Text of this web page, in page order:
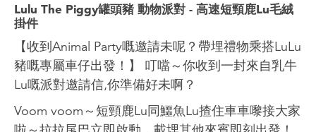
Lulu The Piggy罐頭豬 動物派對 - 高速短頸鹿Lu毛絨
掛件
【收到Animal Party嘅邀請未呢？帶埋禮物乘搭LuLu
豬嘅專屬車仔出發！】 叮噹～你收到一封來自乳牛
Lu嘅派對邀請信,你準備好未啊？
Voom voom～短頸鹿Lu同鱷魚Lu揸住車車嚟接大家